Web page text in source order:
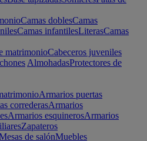
Camas doblesCamas
Camas infantilesLiterasCamas
matrimonioCabeceros juveniles
AlmohadasProtectores de
Armarios puertas
correderasArmarios
Armarios esquinerosArmarios
Zapateros
de salónMuebles